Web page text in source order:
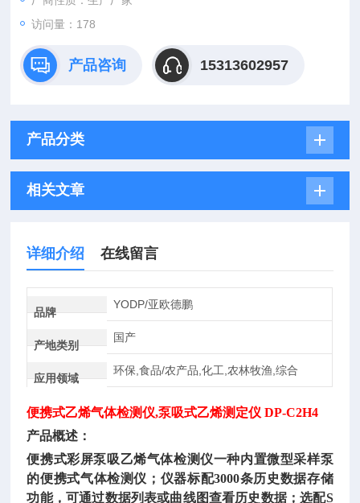
访问量：178
产品咨询 15313602957
产品分类
相关文章
详细介绍 在线留言
品牌
YODP/亚欧德鹏
产地类别
国产
应用领域
环保,食品/农产品,化工,农林牧渔,综合
便携式乙烯气体检测仪,泵吸式乙烯测定仪 DP-C2H4
产品概述：
便携式彩屏泵吸乙烯气体检测仪一种内置微型采样泵
的便携式气体检测仪；仪器标配3000条历史数据存储
功能，可通过数据列表或曲线图查看历史数据；选配S